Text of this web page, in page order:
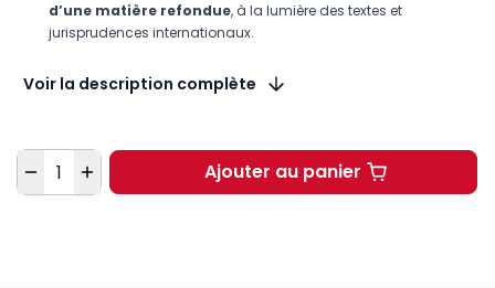
d’une matière refondue, à la lumière des textes et
jurisprudences internationaux.
Voir la description complète
Quantité Ajouter au panierDroit des mineurs. 4e